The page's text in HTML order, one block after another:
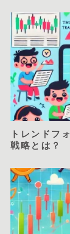
トレンドフ
戦略とは？